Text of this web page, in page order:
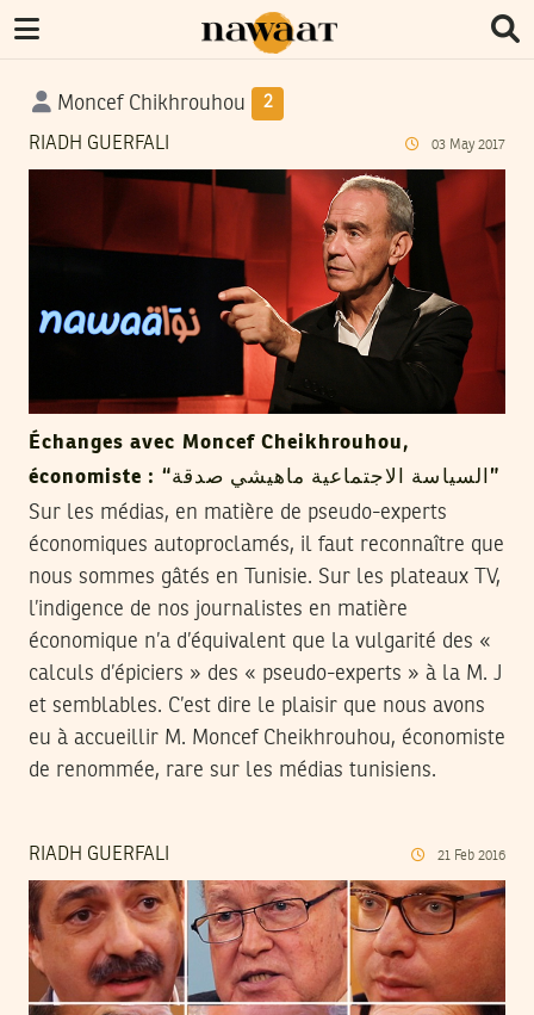
Moncef Chikhrouhou 2
RIADH GUERFALI 03 May 2017
Échanges avec Moncef Cheikhrouhou,
économiste : “السياسة الاجتماعية ماهيشي صدقة”
Sur les médias, en matière de pseudo-experts
économiques autoproclamés, il faut reconnaître que
nous sommes gâtés en Tunisie. Sur les plateaux TV,
l’indigence de nos journalistes en matière
économique n’a d’équivalent que la vulgarité des «
calculs d’épiciers » des « pseudo-experts » à la M. J
et semblables. C’est dire le plaisir que nous avons
eu à accueillir M. Moncef Cheikhrouhou, économiste
de renommée, rare sur les médias tunisiens.
RIADH GUERFALI 21 Feb 2016